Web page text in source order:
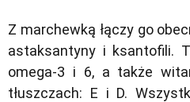
Z marchewką łączy go
astaksantyny i ksantofili.
omega-3 i 6, a także
tłuszczach: E i D.